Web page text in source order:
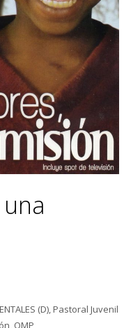
(D),Pastoral Juvenil
, OMP